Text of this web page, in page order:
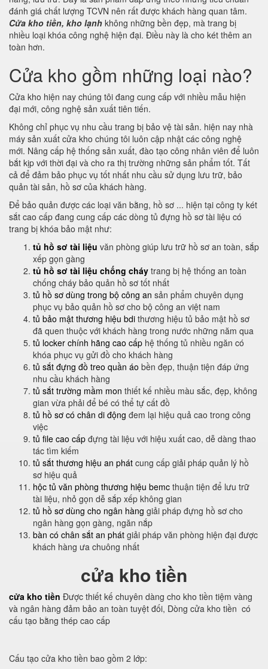
đánh giá chất lượng TCVN nên rất được khách hàng quan tâm.
Cửa kho tiền, kho lạnh không những bền đẹp, mà trang bị
nhiều loại khóa công nghệ hiện đại. Điều này là cho két thêm an
toàn hơn.
Cửa kho gồm những loại nào?
Cửa kho hiện nay chúng tôi đang cung cấp với nhiều mẫu hiện
đại mới, công nghệ sản xuất tiên tiến.
Không chỉ phục vụ nhu cầu trang bị bảo vệ tài sản. hiện nay nhà
máy sản xuất cửa kho chúng tôi luôn cập nhật các công nghệ
mới. Nâng cấp hệ thống sản xuất, đào tạo công nhân viên để luôn
bắt kịp với thời đại và cho ra thị trường những sản phẩm tốt. Tất
cả để đảm bảo phục vụ tốt nhất nhu cầu sử dụng lưu trữ, bảo
quản tài sản, hồ sơ của khách hàng.
Để bảo quản được các loại văn bằng, hồ sơ ... hiện tại công ty két
sắt cao cấp đang cung cấp các dòng tủ đựng hồ sơ tài liệu có
trang bị khóa bảo mật như:
tủ hồ sơ tài liệu văn phòng giúp lưu trữ hồ sơ an toàn, sắp
xếp gọn gàng
tủ hồ sơ tài liệu chống cháy trang bị hệ thống an toàn
chống cháy bảo quản hồ sơ tốt nhất
tủ hồ sơ dùng trong bộ công an sản phẩm chuyên dụng
phục vụ bảo quản hồ sơ cho bộ công an việt nam
tủ bảo mật thương hiệu bdi thương hiệu tủ bảo mật hồ sơ
đã quen thuộc với khách hàng trong nước những năm qua
tủ locker chính hãng cao cấp hệ thống tủ nhiều ngăn có
khóa phục vụ gửi đồ cho khách hàng
tủ sắt đựng đồ treo quần áo bền đẹp, thuận tiện đáp ứng
nhu cầu khách hàng
tủ sắt trường mầm mon thiết kế nhiều màu sắc, đẹp, không
gian vừa phải để bé có thể tự cất đồ
tủ hồ sơ có chân di động đem lại hiệu quả cao trong công
việc
tủ file cao cấp đựng tài liệu với hiệu xuất cao, dễ dàng thao
tác tìm kiếm
tủ sắt thương hiệu an phát cung cấp giải pháp quản lý hồ
sơ hiệu quả
hộc tủ văn phòng thương hiệu bemc thuận tiện để lưu trữ
tài liệu, nhỏ gọn dễ sắp xếp không gian
tủ hồ sơ dùng cho ngân hàng giải pháp đựng hồ sơ cho
ngân hàng gọn gàng, ngăn nắp
bàn có chân sắt an phát giải pháp văn phòng hiện đại được
khách hàng ưa chuông nhất
cửa kho tiền
cửa kho tiền Được thiết kế chuyên dàng cho kho tiền tiệm vàng
và ngân hàng đảm bảo an toàn tuyệt đối, Dòng cửa kho tiền có
cấu tạo bằng thép cao cấp
Cấu tạo cửa kho tiền bao gồm 2 lớp: